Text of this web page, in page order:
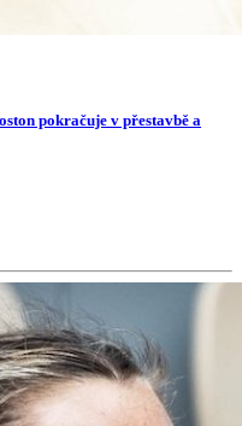
pokračuje v přestavbě a